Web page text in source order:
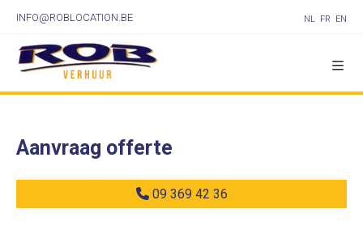
INFO@ROBLOCATION.BE NL FR EN
Aanvraag offerte
09 369 42 36